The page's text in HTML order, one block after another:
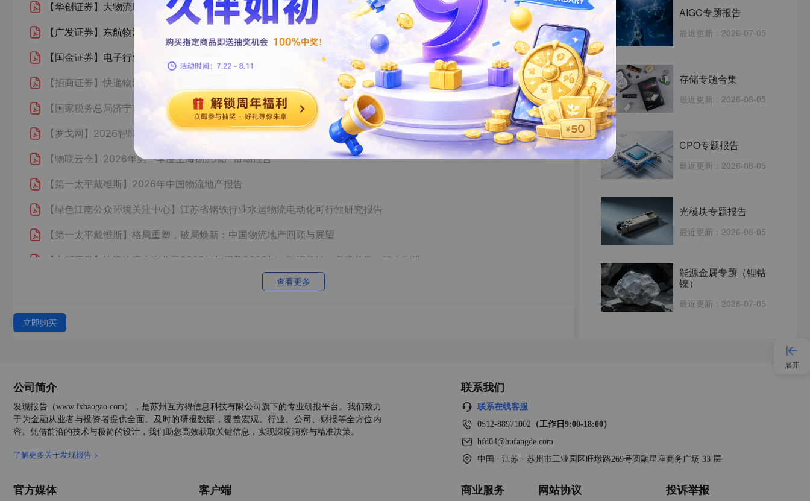
【华创证券】 大物流时代系列研究（三十二）：半导体物流：从“高价值货运”迈向“全链路保障”，掘金景气“芯”产业
【广发证券】 东航物流上海枢纽与宽体货机资源筑基，出口升级驱动成长
【国金证券】 电子行业研究：晶圆厂物流大动脉，双寡头缺口下景气外溢开启国产化窗口
【招商证券】 快递物流行业2026年策略报告 地缘扰动催化国际物流机遇 静待快递板块估值新催化
【国家税务总局济宁市税务局】 支持经济高质量发展税费指南：港航物流业企业税费合规辅导手册
【罗戈网】 2026智能体人工智能变革供应链物流的大趋势
【物联云仓】 2026年第一季度上海物流地产市场报告
【第一太平戴维斯】 2026年中国物流地产报告
【绿色江南公众环境关注中心】 江苏省钢铁行业水运物流电动化可行性研究报告
【第一太平戴维斯】 格局重塑，破局焕新：中国物流地产回顾与展望
【中邮证券】 快递物流上市公司2025年年报及2026年一季报总结：多措并举，稳中有进
大物流时代系列研究（三十一）“中国密度”到全球交付，平台型供应链能力打开市场空间
【香港职业训练局 (VTC)】
【物联云仓数字研究院】
物流与供应链政策辑要2026年3月号
【物联云仓数字研究院】2026年第一季度全国物流地产市场报告
【中国工商银行（亚洲）东南亚研究中心】香港交通物流行业发展观察系列之三：运量分析篇
【华西证券】 “交运物流+科技”系列深度研究（一）：技术、政策与成本，无人配送车落地的三重动力
【华创证券】 ——全球能源安全体系下的投资机会全景解析：能源转型到物流保障
查看更多
立即购买
AIGC专题报告
最近更新： 2026-07-05
存储专题合集
最近更新： 2026-08-05
CPO专题报告
最近更新： 2026-08-05
光模块专题报告
最近更新： 2026-08-05
能源金属专题（锂钴
镍）
最近更新： 2026-07-05
公司简介
发现报告（www.fxbaogao.com），是苏州互方得信息科技有限公司旗下的专业研报平台。我们致力
于为金融从业者与投资者提供全面、及时的研报数据，覆盖宏观、行业、公司、财报等全方位内
容。凭借前沿的技术与极简的设计，我们助您高效获取关键信息，实现深度洞察与精准决策。
了解更多关于发现报告 >
官方媒体 客户端
联系我们
联系在线客服
0512-88971002 （工作日9:00-18:00）
hfd04@hufangde.com
中国 · 江苏 · 苏州市工业园区旺墩路269号圆融星座商务广场 33 层
商业服务 网站协议 投诉举报
展开